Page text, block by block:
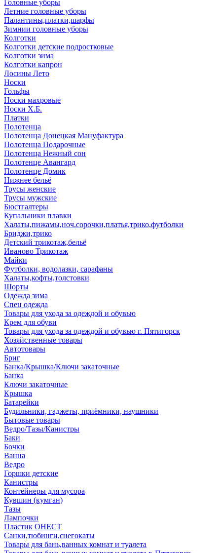
Головные уборы
Летние головные уборы
Палантины,платки,шарфы
Зимнии головные уборы
Колготки
Колготки детские подростковые
Колготки зима
Колготки капрон
Лосины Лето
Носки
Гольфы
Носки махровые
Носки Х.Б.
Платки
Полотенца
Полотенца Донецкая Мануфактура
Полотенца Подарочные
Полотенца Нежный сон
Полотенце Авангард
Полотенце Домик
Нижнее бельё
Трусы женские
Трусы мужские
Бюстгалтеры
Купальники плавки
Халаты,пижамы,ноч.сорочки,платья,трико,футболки
Бриджи,трико
Детский трикотаж,бельё
Иваново Трикотаж
Майки
Футболки, водолазки, сарафаны
Халаты,кофты,толстовки
Шорты
Одежда зима
Спец одежда
Товары для ухода за одеждой и обувью
Крем для обуви
Товары для ухода за одеждой и обувью г. Пятигорск
Хозяйственные товары
Автотовары
Бриг
Банка/Крышка/Ключи закаточные
Банка
Ключи закаточные
Крышка
Батарейки
Будильники, гаджеты, приёмники, наушники
Бытовые товары
Ведро/Тазы/Канистры
Баки
Бочки
Ванна
Ведро
Горшки детские
Канистры
Контейнеры для мусора
Кувшин (кумган)
Тазы
Лампочки
Пластик ОНЕСТ
Санки,тюбинги,снегокаты
Товары для бань,ванных комнат и туалета